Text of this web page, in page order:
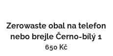
Zerowaste obal na telefon
nebo brejle Černo-bílý 1
650 Kč